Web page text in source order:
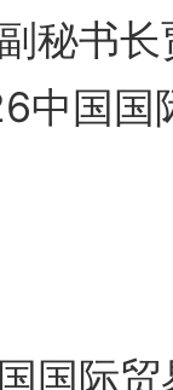
秘书
中国国
际贸